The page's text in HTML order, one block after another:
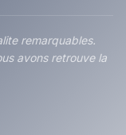
remarquables.
avons retrouve la